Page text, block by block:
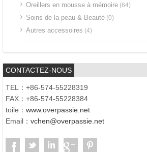
Oreillers en mousse à mémoire (64)
Soins de la peau & Beauté (0)
Autres accessoires (4)
CONTACTEZ-NOUS
TEL：+86-574-55228319
FAX：+86-574-55228384
toile： www.overpassie.net
Email： vchen@overpassie.net